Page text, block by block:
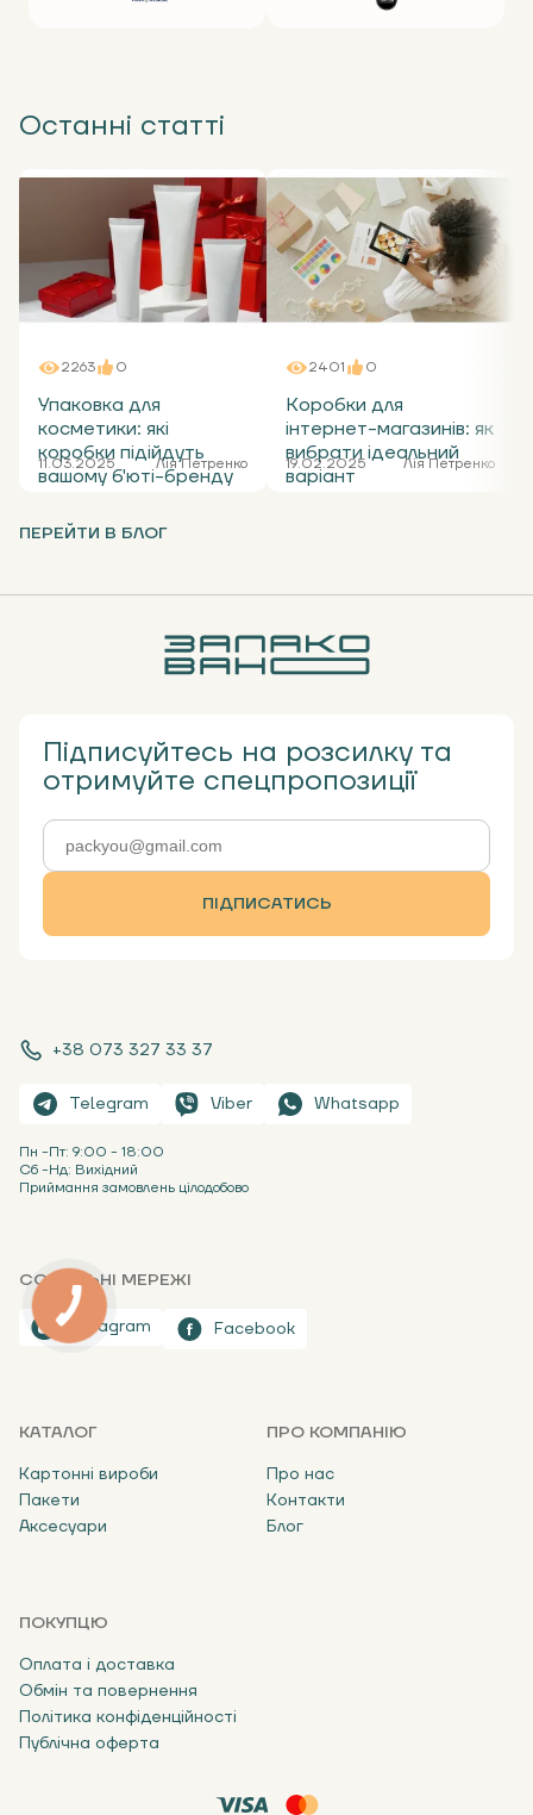
Останні статті
2263 0
Упаковка для
косметики: які
коробки підійдуть
вашому б'юті-бренду
11.03.2025 Лія Петренко
2401 0
Коробки для
інтернет-магазинів: як
вибрати ідеальний
варіант
19.02.2025 Лія Петренко
ПЕРЕЙТИ В БЛОГ
+38 073 327 33 37
Telegram Viber Whatsapp
Пн -Пт: 9:00 - 18:00
Сб -Нд: Вихідний
Приймання замовлень цілодобово
СОЦІАЛЬНІ МЕРЕЖІ
Instagram Facebook
КАТАЛОГ
Картонні вироби
Пакети
Аксесуари
ПРО КОМПАНІЮ
Про нас
Контакти
Блог
ПОКУПЦЮ
Оплата і доставка
Обмін та повернення
Політика конфіденційності
Публічна оферта
Підписуйтесь на розсилку та
отримуйте спецпропозиції
ПІДПИСАТИСЬ